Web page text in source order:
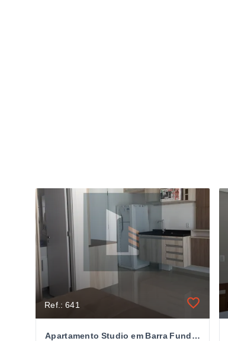
Ref.: 641
Apartamento Studio em Barra Funda, São Paulo/SP